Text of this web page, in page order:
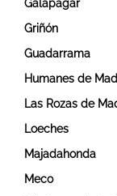
Galapagar
Griñón
Guadarrama
Humanes de
Las Rozas de
Loeches
Majadahonda
Meco